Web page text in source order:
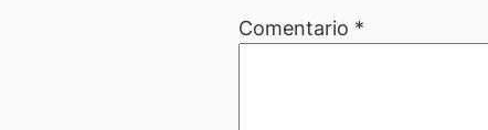
Comentario *